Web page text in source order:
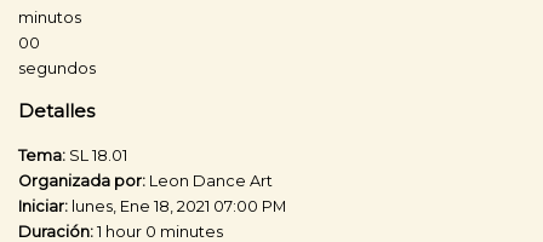
minutos
00
segundos
Detalles
Tema: SL 18.01
Organizada por: Leon Dance Art
Iniciar: lunes, Ene 18, 2021 07:00 PM
Duración: 1 hour 0 minutes